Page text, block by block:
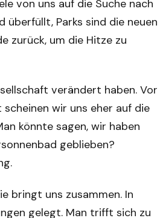
von uns auf die Suche nach
überfüllt, Parks sind die neuen
zurück, um die Hitze zu
verändert haben. Vor
wir uns eher auf die
könnte sagen, wir haben
geblieben?
bringt uns zusammen. In
gelegt. Man trifft sich zu